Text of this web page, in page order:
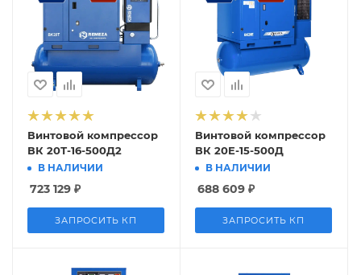
Винтовой компрессор
ВК 20Т-16-500Д2
В НАЛИЧИИ
723 129 ₽
ЗАПРОСИТЬ КП
Винтовой компрессор
ВК 20E-15-500Д
В НАЛИЧИИ
688 609 ₽
ЗАПРОСИТЬ КП